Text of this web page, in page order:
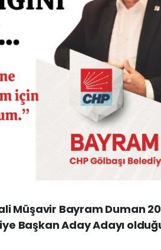
Müşavir Bayram Duman
Başkan Aday Adayı